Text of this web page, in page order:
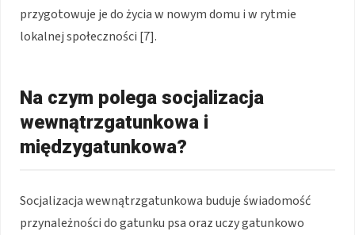
przygotowuje je do życia w nowym domu i w rytmie
lokalnej społeczności [7].
Na czym polega socjalizacja
wewnątrzgatunkowa i
międzygatunkowa?
Socjalizacja wewnątrzgatunkowa buduje świadomość
przynależności do gatunku psa oraz uczy gatunkowo